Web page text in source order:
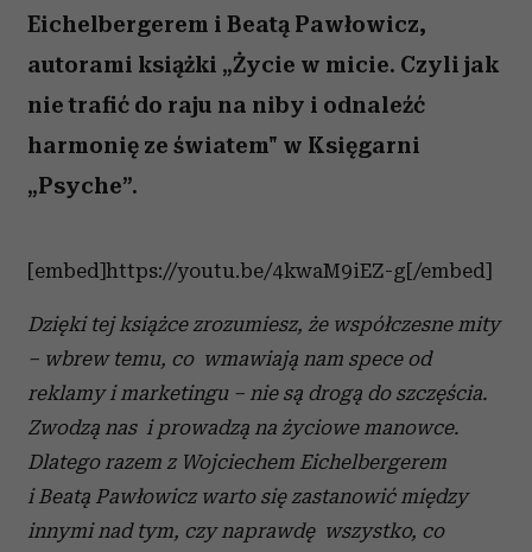
Eichelbergerem i Beatą Pawłowicz,
autorami książki „Życie w micie. Czyli jak
nie trafić do raju na niby i odnaleźć
harmonię ze światem" w Księgarni
„Psyche”.
[embed]https://youtu.be/4kwaM9iEZ-g[/embed]
Dzięki tej książce zrozumiesz, że współczesne mity
– wbrew temu, co wmawiają nam spece od
reklamy i marketingu – nie są drogą do szczęścia.
Zwodzą nas i prowadzą na życiowe manowce.
Dlatego razem z Wojciechem Eichelbergerem
i Beatą Pawłowicz warto się zastanowić między
innymi nad tym, czy naprawdę wszystko, co